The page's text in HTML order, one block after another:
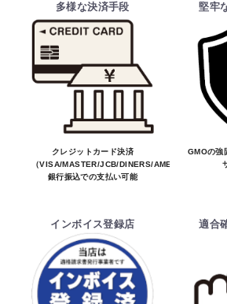
お買物を続ける カー
・ご注文受付後、メーカーに
い、商品の価格・送料及び納
絡をしてからの決済となってお
そのため、ご注文後に適合確
合しない場合はキャンセル可能
※商品はメーカー品のため予
変わる場合があります。
※商品は予告無く生産及び
場合があります。
でお受けしておりません。
納期を知りたい場合は、一旦
続きをお願い致します。
多様な決済手段
クレジットカード決済
（VISA/MASTER/JCB/DINERS/AMEX）、
銀行振込での支払い可能
堅牢
GMOの強
インボイス登録店 適合